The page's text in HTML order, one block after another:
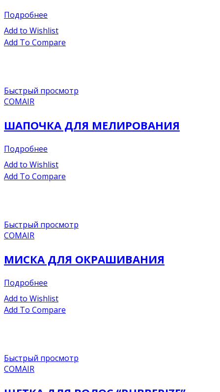
Подробнее
Add to Wishlist
Add To Compare
Быстрый просмотр
COMAIR
ШАПОЧКА ДЛЯ МЕЛИРОВАНИЯ
Подробнее
Add to Wishlist
Add To Compare
Быстрый просмотр
COMAIR
МИСКА ДЛЯ ОКРАШИВАНИЯ
Подробнее
Add to Wishlist
Add To Compare
Быстрый просмотр
COMAIR